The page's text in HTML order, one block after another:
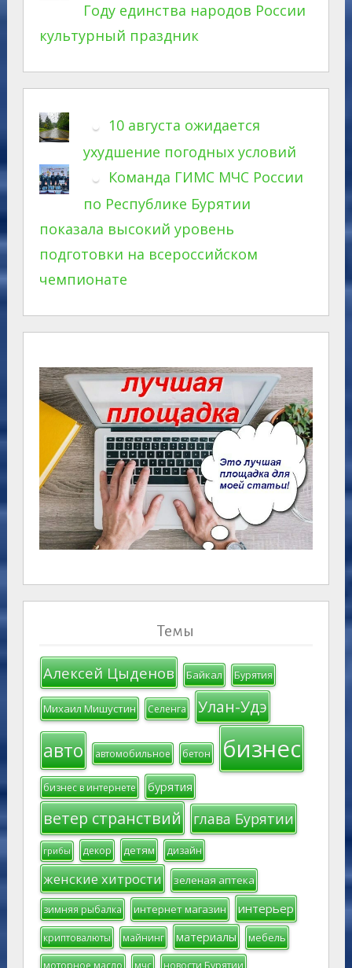
Году единства народов России
культурный праздник
10 августа ожидается
ухудшение погодных условий
Команда ГИМС МЧС России
по Республике Бурятии
показала высокий уровень
подготовки на всероссийском
чемпионате
Темы
Алексей Цыденов Байкал Бурятия
Михаил Мишустин Селенга Улан-Удэ
авто автомобильное бетон бизнес
бизнес в интернете бурятия
ветер странствий глава Бурятии
грибы декор детям дизайн
женские хитрости зеленая аптека
зимняя рыбалка интернет магазин интерьер
криптовалюты майнинг материалы мебель
моторное масло мчс новости Бурятии